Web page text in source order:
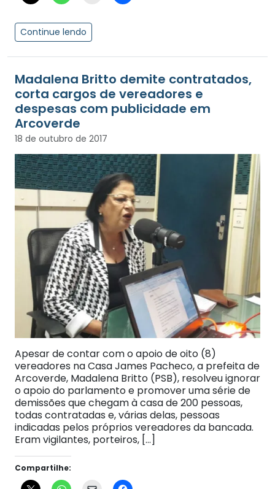
Continue lendo
Madalena Britto demite contratados,
corta cargos de vereadores e
despesas com publicidade em
Arcoverde
18 de outubro de 2017
Apesar de contar com o apoio de oito (8)
vereadores na Casa James Pacheco, a prefeita de
Arcoverde, Madalena Britto (PSB), resolveu ignorar
o apoio do parlamento e promover uma série de
demissões que chegam à casa de 200 pessoas,
todas contratadas e, várias delas, pessoas
indicadas pelos próprios vereadores da bancada.
Eram vigilantes, porteiros, […]
Compartilhe: